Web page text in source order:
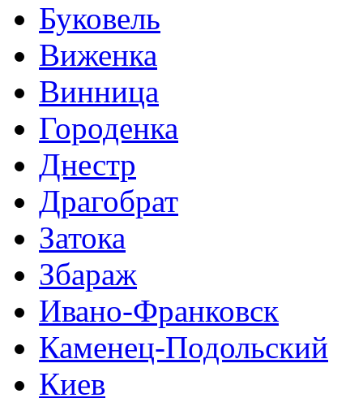
Буковель
Виженка
Винница
Городенка
Днестр
Драгобрат
Затока
Збараж
Ивано-Франковск
Каменец-Подольский
Киев